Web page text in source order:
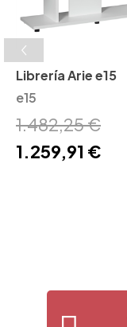
Librería Arie e15
e15
1.482,25 €
1.259,91 €